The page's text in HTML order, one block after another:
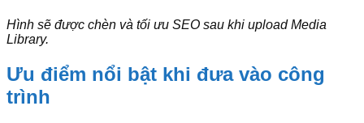
Hình sẽ được chèn và tối ưu SEO sau khi upload Media
Library.
Ưu điểm nổi bật khi đưa vào công
trình